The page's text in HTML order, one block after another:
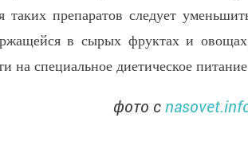
препаратов следует
в сырых фруктах и
специальное диетическое
фото с